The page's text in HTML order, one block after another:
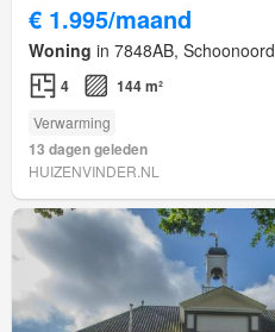
€ 1.995/maand
Woning in 7848AB,
4 144 m²
Verwarming
13 dagen geleden
HUIZENVINDER.NL